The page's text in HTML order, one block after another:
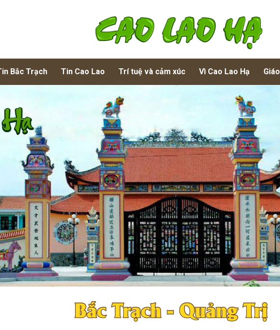
Bắc Trạch Tin Cao Lao Trí tuệ và cảm xúc Vì Cao Lao Hạ